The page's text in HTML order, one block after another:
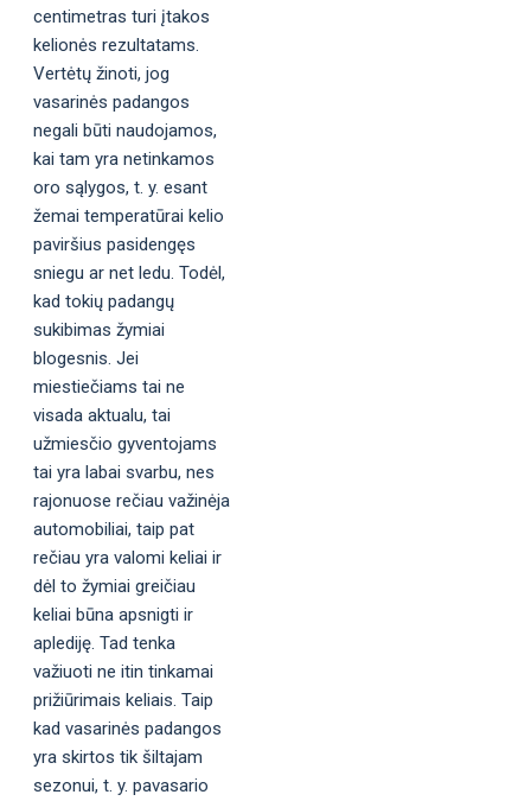
centimetras turi įtakos
kelionės rezultatams.
Vertėtų žinoti, jog
vasarinės padangos
negali būti naudojamos,
kai tam yra netinkamos
oro sąlygos, t. y. esant
žemai temperatūrai kelio
paviršius pasidengęs
sniegu ar net ledu. Todėl,
kad tokių padangų
sukibimas žymiai
blogesnis. Jei
miestiečiams tai ne
visada aktualu, tai
užmiesčio gyventojams
tai yra labai svarbu, nes
rajonuose rečiau važinėja
automobiliai, taip pat
rečiau yra valomi keliai ir
dėl to žymiai greičiau
keliai būna apsnigti ir
aplediję. Tad tenka
važiuoti ne itin tinkamai
prižiūrimais keliais. Taip
kad vasarinės padangos
yra skirtos tik šiltajam
sezonui, t. y. pavasario